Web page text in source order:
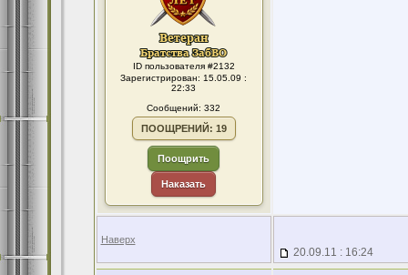
ID пользователя #2132
Зарегистрирован: 15.05.09 :
22:33
Сообщений: 332
ПООЩРЕНИЙ: 19
Поощрить
Наказать
Наверх
20.09.11 : 16:24